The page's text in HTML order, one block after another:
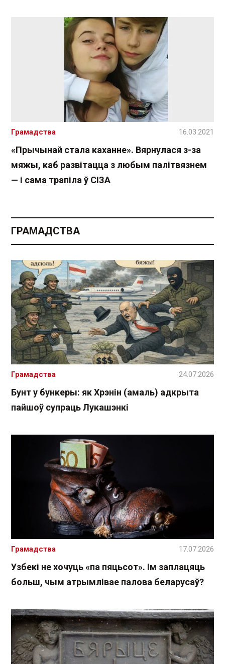
«Прычынай стала каханне». Вярнулася з-за
мяжы, каб развітацца з любым палітвязнем
— і сама трапіла ў СІЗА
Грамадства 16.03.2021
ГРАМАДСТВА
Бунт у бункеры: як Хрэнін (амаль) адкрыта
пайшоў супраць Лукашэнкі
Грамадства 24.07.2026
Узбекі не хочуць «па пяцьсот». Ім заплацяць
больш, чым атрымлівае палова беларусаў?
Грамадства 17.07.2026